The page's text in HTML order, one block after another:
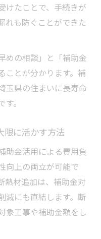
けたことで、手続きが
れも防ぐことができた
めの相談」と「補助金
ことが分かります。補
玉県の住まいに長寿命
。
限に活かす方法
助金活用による費用負
向上の両立が可能で
熱材追加は、補助金対
減にも直結します。断
象工事や補助金額をし